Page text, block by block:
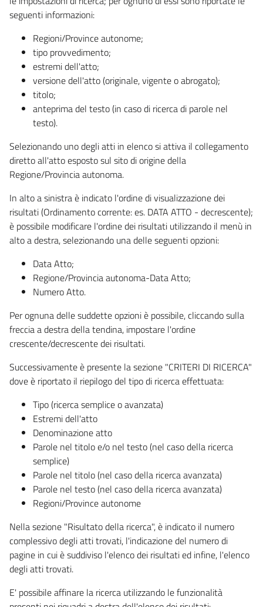
seguenti informazioni:
Regioni/Province autonome;
tipo provvedimento;
estremi dell'atto;
versione dell'atto (originale, vigente o abrogato);
titolo;
anteprima del testo (in caso di ricerca di parole nel
testo).
Selezionando uno degli atti in elenco si attiva il collegamento
diretto all'atto esposto sul sito di origine della
Regione/Provincia autonoma.
In alto a sinistra è indicato l'ordine di visualizzazione dei
risultati (Ordinamento corrente: es. DATA ATTO - decrescente);
è possibile modificare l'ordine dei risultati utilizzando il menù in
alto a destra, selezionando una delle seguenti opzioni:
Data Atto;
Regione/Provincia autonoma-Data Atto;
Numero Atto.
Per ognuna delle suddette opzioni è possibile, cliccando sulla
freccia a destra della tendina, impostare l'ordine
crescente/decrescente dei risultati.
Successivamente è presente la sezione "CRITERI DI RICERCA"
dove è riportato il riepilogo del tipo di ricerca effettuata:
Tipo (ricerca semplice o avanzata)
Estremi dell'atto
Denominazione atto
Parole nel titolo e/o nel testo (nel caso della ricerca
semplice)
Parole nel titolo (nel caso della ricerca avanzata)
Parole nel testo (nel caso della ricerca avanzata)
Regioni/Province autonome
Nella sezione "Risultato della ricerca", è indicato il numero
complessivo degli atti trovati, l'indicazione del numero di
pagine in cui è suddiviso l'elenco dei risultati ed infine, l'elenco
degli atti trovati.
E' possibile affinare la ricerca utilizzando le funzionalità